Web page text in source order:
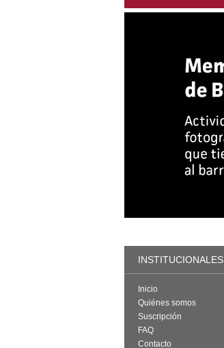
INSTITUCIONALES
Inicio
Quiénes somos
Suscripción
FAQ
Contacto